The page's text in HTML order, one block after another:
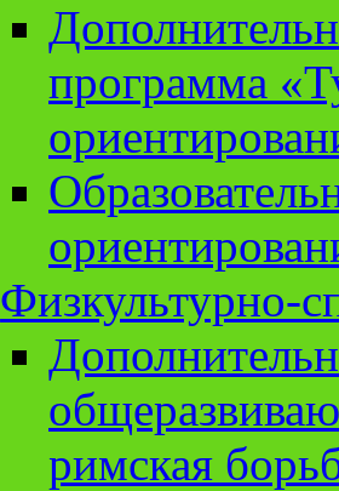
программа
Физкультурно-
римская